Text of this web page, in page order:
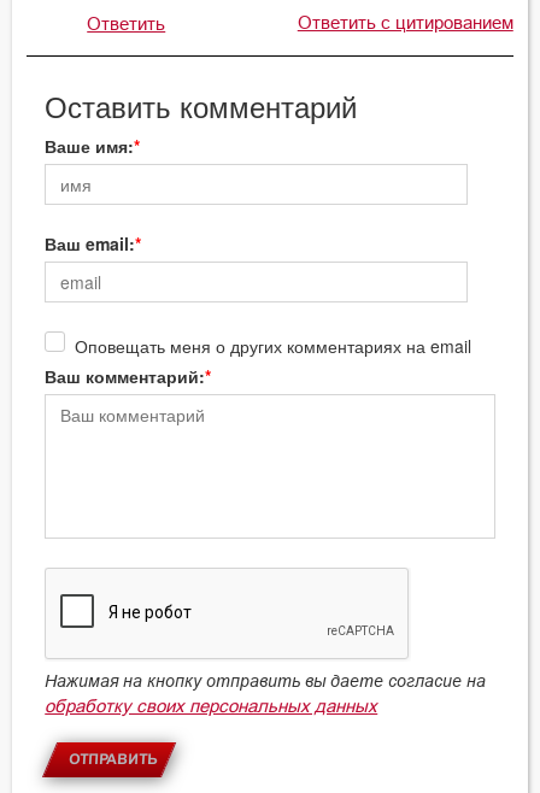
Ответить Ответить с цитированием
Оставить комментарий
Ваше имя:
Ваш email:
Оповещать меня о других комментариях на email
Ваш комментарий:
Нажимая на кнопку отправить вы даете согласие на
обработку своих персональных данных
ОТПРАВИТЬ